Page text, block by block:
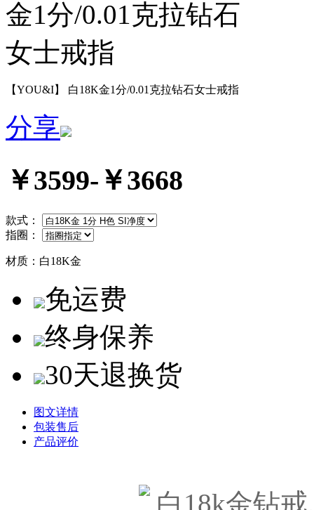
【YOU&I】 白18K金1分/0.01克拉钻石女士戒指
分享
￥3599-￥3668
款式：
指圈：
材质： 白18K金
免运费
终身保养
30天退换货
图文详情
包装售后
产品评价